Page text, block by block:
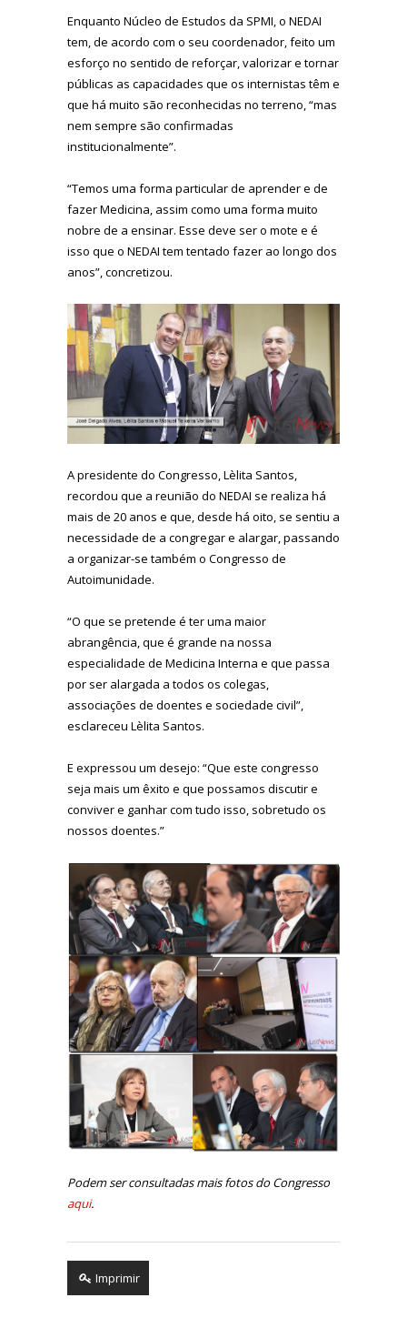
Enquanto Núcleo de Estudos da SPMI, o NEDAI
tem, de acordo com o seu coordenador, feito um
esforço no sentido de reforçar, valorizar e tornar
públicas as capacidades que os internistas têm e
que há muito são reconhecidas no terreno, “mas
nem sempre são confirmadas
institucionalmente”.
“Temos uma forma particular de aprender e de
fazer Medicina, assim como uma forma muito
nobre de a ensinar. Esse deve ser o mote e é
isso que o NEDAI tem tentado fazer ao longo dos
anos”, concretizou.
A presidente do Congresso, Lèlita Santos,
recordou que a reunião do NEDAI se realiza há
mais de 20 anos e que, desde há oito, se sentiu a
necessidade de a congregar e alargar, passando
a organizar-se também o Congresso de
Autoimunidade.
“O que se pretende é ter uma maior
abrangência, que é grande na nossa
especialidade de Medicina Interna e que passa
por ser alargada a todos os colegas,
associações de doentes e sociedade civil”,
esclareceu Lèlita Santos.
E expressou um desejo: “Que este congresso
seja mais um êxito e que possamos discutir e
conviver e ganhar com tudo isso, sobretudo os
nossos doentes.”
Podem ser consultadas mais fotos do Congresso
aqui.
Imprimir